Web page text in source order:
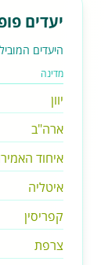
יעדים
היעדים
מדינה
יוון
ארה"ב
איחוד
איטליה
קפריסין
צרפת